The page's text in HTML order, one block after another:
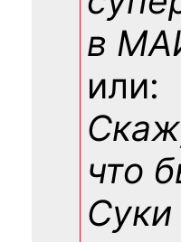
в
или:
что
Суки